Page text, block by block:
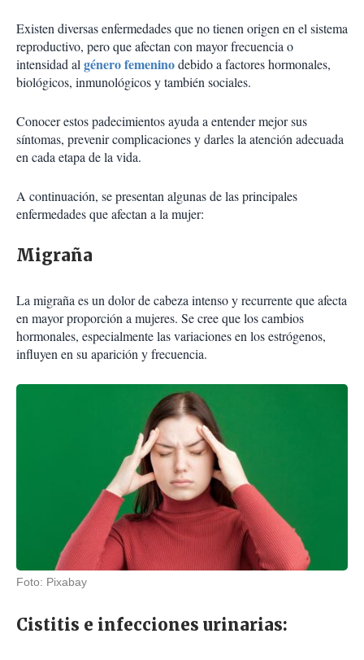
Existen diversas enfermedades que no tienen origen en el sistema
reproductivo, pero que afectan con mayor frecuencia o
intensidad algénero femeninodebido a factores hormonales,
biológicos, inmunológicos y también sociales.
Conocer estos padecimientos ayuda a entender mejor sus
síntomas, prevenir complicaciones y darles la atención adecuada
en cada etapa de la vida.
A continuación, se presentan algunas de las principales
enfermedades que afectan a la mujer:
Migraña
La migraña es un dolor de cabeza intenso y recurrente que afecta
en mayor proporción a mujeres. Se cree que los cambios
hormonales, especialmente las variaciones en los estrógenos,
influyen en su aparición y frecuencia.
Foto: Pixabay
Cistitis e infecciones urinarias: